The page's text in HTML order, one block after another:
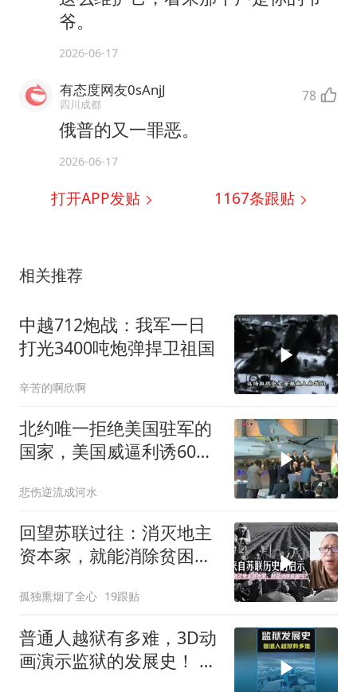
爷。
2026-06-17
有态度网友0sAnjJ
四川成都 78
俄普的又一罪恶。
2026-06-17
打开APP发贴 1167条跟贴
相关推荐
中越712炮战：我军一日
打光3400吨炮弹捍卫祖国
辛苦的啊欣啊
北约唯一拒绝美国驻军的
国家，美国威逼利诱60
悲伤逆流成河水
回望苏联过往：消灭地主
资本家，就能消除贫困
孤独熏烟了全心 19跟贴
普通人越狱有多难，3D动
画演示监狱的发展史！ #